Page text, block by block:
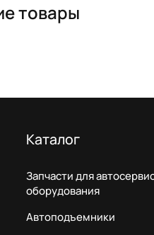
товары
Каталог
Запчасти для
оборудования
Автоподъемники